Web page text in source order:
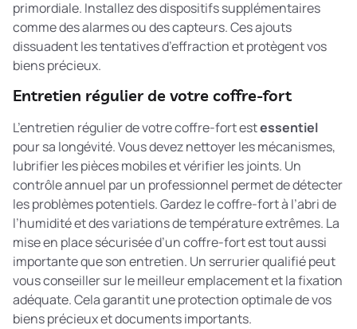
primordiale. Installez des dispositifs supplémentaires
comme des alarmes ou des capteurs. Ces ajouts
dissuadent les tentatives d’effraction et protègent vos
biens précieux.
Entretien régulier de votre coffre-fort
L’entretien régulier de votre coffre-fort estessentiel
pour sa longévité. Vous devez nettoyer les mécanismes,
lubrifier les pièces mobiles et vérifier les joints. Un
contrôle annuel par un professionnel permet de détecter
les problèmes potentiels. Gardez le coffre-fort à l’abri de
l’humidité et des variations de température extrêmes. La
mise en place sécurisée d’un coffre-fortest tout aussi
importante que son entretien. Un serrurier qualifié peut
vous conseiller sur le meilleur emplacement et la fixation
adéquate. Cela garantit une protection optimale de vos
biens précieux et documents importants.